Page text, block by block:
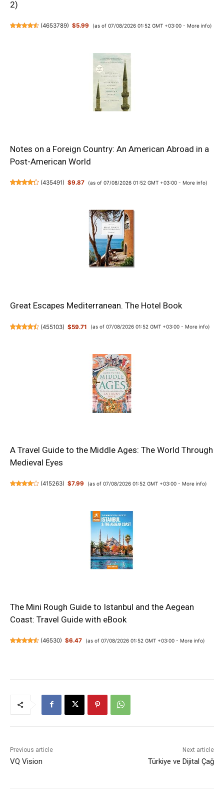
2)
(4653789) $5.99 (as of 07/08/2026 01:52 GMT +03:00 - More info)
Notes on a Foreign Country: An American Abroad in a
Post-American World
(435491) $9.87 (as of 07/08/2026 01:52 GMT +03:00 - More info)
Great Escapes Mediterranean. The Hotel Book
(455103) $59.71 (as of 07/08/2026 01:52 GMT +03:00 - More info)
A Travel Guide to the Middle Ages: The World Through
Medieval Eyes
(415263) $7.99 (as of 07/08/2026 01:52 GMT +03:00 - More info)
The Mini Rough Guide to Istanbul and the Aegean
Coast: Travel Guide with eBook
(46530) $6.47 (as of 07/08/2026 01:52 GMT +03:00 - More info)
Previous article
VQ Vision
Next article
Türkiye ve Dijital Çağ